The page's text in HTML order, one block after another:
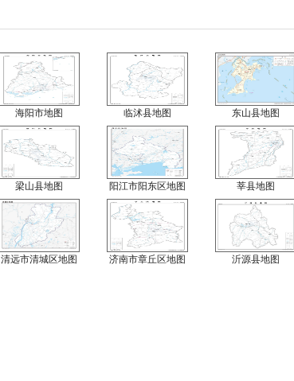
海阳市地图 临沭县地图 东山县地图
梁山县地图 阳江市阳东区地图 莘县地图
清远市清城区地图 济南市章丘区地图 沂源县地图